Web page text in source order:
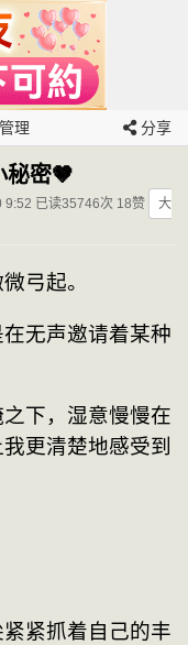
管理 分享
秘密🤎
已读35746次 18赞
大
弓起。
无声邀请着某种
下，湿意慢慢在
更清楚地感受到
紧抓着自己的丰